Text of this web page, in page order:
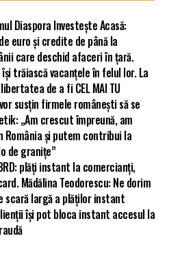
Diaspora Investește Acasă:
euro și credite de până la
care deschid afaceri în țară.
trăiască vacanțele în felul lor. La
de a fi CEL MAI TU
susțin firmele românești să se
„Am crescut împreună, am
și putem contribui la
de granițe”
plăți instant la comercianți,
Mădălina Teodorescu: Ne dorim
scară largă a plăților instant
își pot bloca instant accesul la